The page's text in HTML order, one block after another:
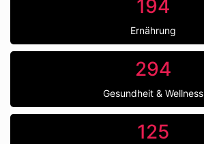
194
Ernährung
294
Gesundheit & Wellness
125